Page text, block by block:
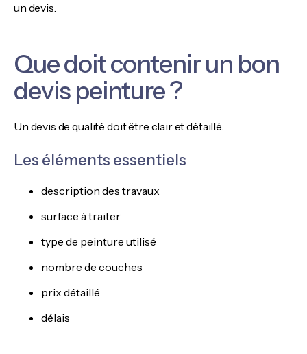
un devis.
Que doit contenir un bon
devis peinture ?
Un devis de qualité doit être clair et détaillé.
Les éléments essentiels
description des travaux
surface à traiter
type de peinture utilisé
nombre de couches
prix détaillé
délais